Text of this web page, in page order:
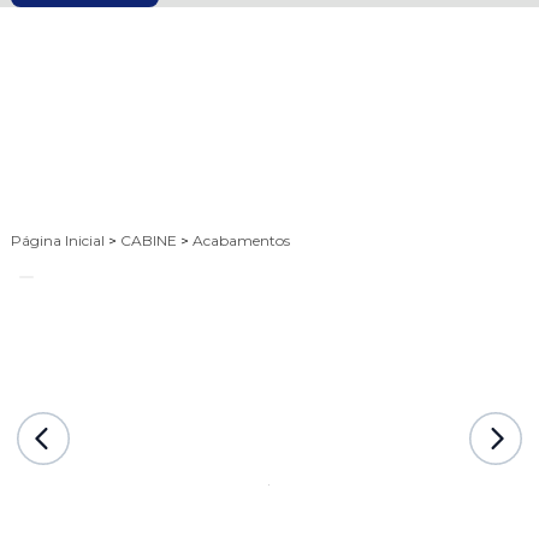
Página Inicial > CABINE > Acabamentos